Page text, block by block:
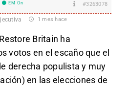
EM On #3263078
1 mes hace
Britain ha
votos en el escaño que el
derecha populista y muy
en las elecciones de